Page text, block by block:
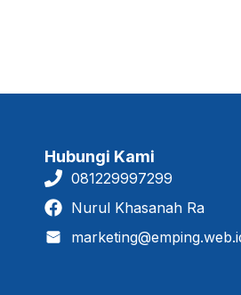
Hubungi Kami
081229997299
Nurul Khasanah Ra